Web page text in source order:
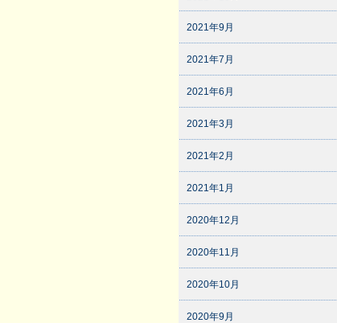
2021年9月
2021年7月
2021年6月
2021年3月
2021年2月
2021年1月
2020年12月
2020年11月
2020年10月
2020年9月